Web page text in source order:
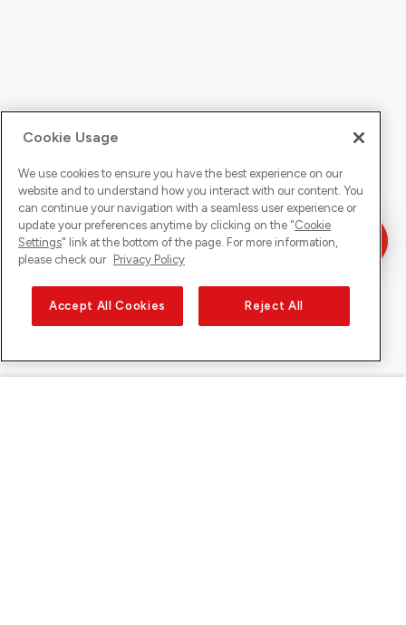
Cookie Usage
We use cookies to ensure you have the best experience on our
website and to understand how you interact with our content. You
can continue your navigation with a seamless user experience or
update your preferences anytime by clicking on the "Cookie
Settings" link at the bottom of the page. For more information,
please check our Privacy Policy
Accept All Cookies Reject All